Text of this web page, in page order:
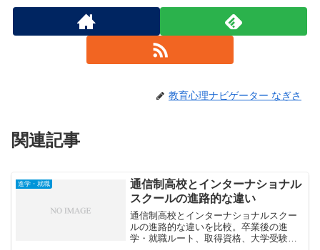
教育心理ナビゲーター なぎさ
関連記事
進学・就職
通信制高校とインターナショナル
スクールの進路的な違い
通信制高校とインターナショナルスクー
ルの進路的な違いを比較。卒業後の進
学・就職ルート、取得資格、大学受験で